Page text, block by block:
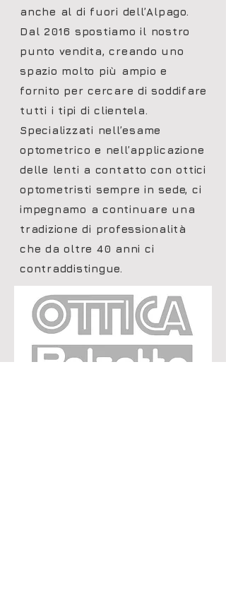
anche al di fuori dell’Alpago.
Dal 2016 spostiamo il nostro
punto vendita, creando uno
spazio molto più ampio e
fornito per cercare di soddifare
tutti i tipi di clientela.
Specializzati nell’esame
optometrico e nell’applicazione
delle lenti a contatto con ottici
optometristi sempre in sede, ci
impegnamo a continuare una
tradizione di professionalità
che da oltre 40 anni ci
contraddistingue.